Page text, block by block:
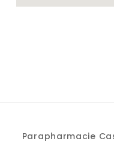
Parapharmacie